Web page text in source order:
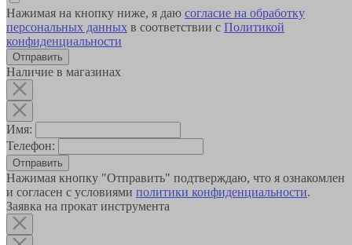
Нажимая на кнопку ниже, я даю согласие на обработку
персональных данных в соответствии с Политикой
конфиденциальности
Наличие в магазинах
Имя:
Телефон:
Отправить
Нажимая кнопку "Отправить" подтверждаю, что я ознакомлен
и согласен с условиями политики конфиденциальности.
Заявка на прокат инструмента